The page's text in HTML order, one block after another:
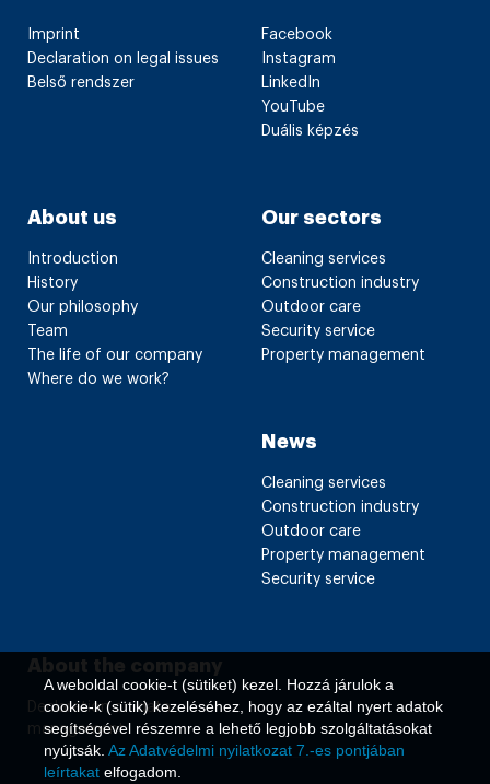
Imprint
Declaration on legal issues
Belső rendszer
Facebook
Instagram
LinkedIn
YouTube
Duális képzés
About us
Introduction
History
Our philosophy
Team
The life of our company
Where do we work?
Our sectors
Cleaning services
Construction industry
Outdoor care
Security service
Property management
News
Cleaning services
Construction industry
Outdoor care
Property management
Security service
About the company
Declaration on data
management
A weboldal cookie-t (sütiket) kezel. Hozzá járulok a
cookie-k (sütik) kezeléséhez, hogy az ezáltal nyert adatok
segítségével részemre a lehető legjobb szolgáltatásokat
nyújtsák. Az Adatvédelmi nyilatkozat 7.-es pontjában
leírtakat elfogadom.